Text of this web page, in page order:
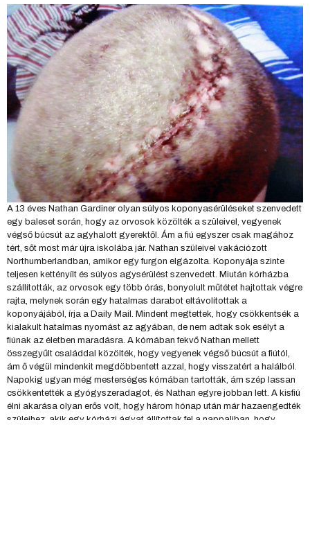
A 13 éves Nathan Gardiner olyan súlyos koponyasérüléseket szenvedett
egy baleset során, hogy az orvosok közölték a szüleivel, vegyenek
végső búcsút az agyhalott gyerektől. Ám a fiú egyszer csak magához
tért, sőt most már újra iskolába jár. Nathan szüleivel vakációzott
Northumberlandban, amikor egy furgon elgázolta. Koponyája szinte
teljesen kettényílt és súlyos agysérülést szenvedett. Miután kórházba
szállították, az orvosok egy több órás, bonyolult műtétet hajtottak végre
rajta, melynek során egy hatalmas darabot eltávolítottak a
koponyájából, írja a Daily Mail. Mindent megtettek, hogy csökkentsék a
kialakult hatalmas nyomást az agyában, de nem adtak sok esélyt a
fiúnak az életben maradásra. A kómában fekvő Nathan mellett
összegyűlt családdal közölték, hogy vegyenek végső búcsút a fiútól,
ám ő végül mindenkit megdöbbentett azzal, hogy visszatért a halálból.
Napokig ugyan még mesterséges kómában tartották, ám szép lassan
csökkentették a gyógyszeradagot, és Nathan egyre jobban lett. A kisfiú
élni akarása olyan erős volt, hogy három hónap után már hazaengedték
szüleihez, akik egy kórházi ágyat állítottak fel a nappaliban, hogy